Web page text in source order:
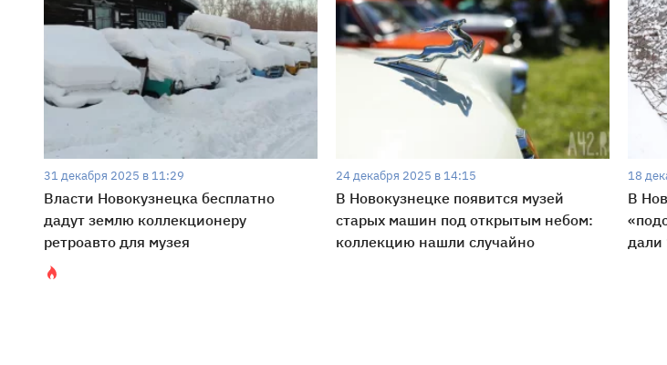
31 декабря 2025 в 11:29
Власти Новокузнецка бесплатно
дадут землю коллекционеру
ретроавто для музея
24 декабря 2025 в 14:15
В Новокузнецке появится музей
старых машин под открытым небом:
коллекцию нашли случайно
18
В
дали